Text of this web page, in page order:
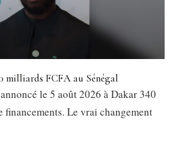
milliards FCFA au Sénégal
le 5 août 2026 à Dakar 340
financements. Le vrai changement